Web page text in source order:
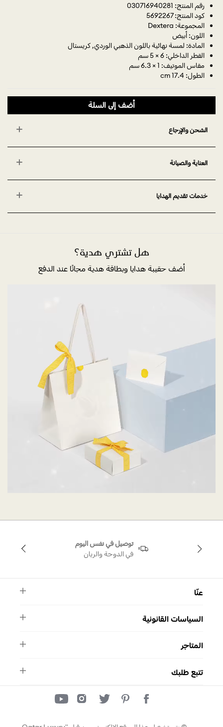
رقم المنتج: 030716940281
كود المنتج: 5692267
المجموعة: Dextera
اللون: أبيض
المادة: لمسة نهائية باللون الذهبي الوردي, كريستال
القطر الداخلي: 6 × 5 سم
مقاس الموتيف: 1 × 6.3 سم
الطول: 17.4 cm
أضف إلى السلة
الشحن والإرجاع
العناية والصيانة
خدمات تقديم الهدايا
هل تشتري هدية؟
أضف حقيبة هدايا وبطاقة هدية مجانًا عند الدفع
توصيل في نفس اليوم
في الدوحة والريان
عنّا
الأسئلة الشائعة
اتصل بنا
السياسات القانونية
سياسة الخصوصية
المتاجر
تتبع طلبك